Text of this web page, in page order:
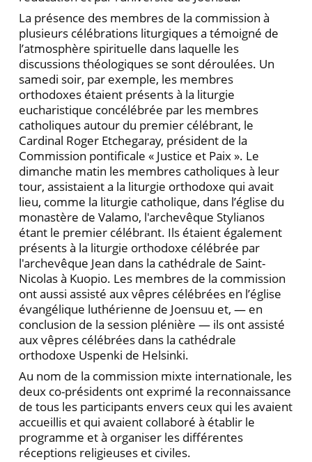
La présence des membres de la commission à
plusieurs célébrations liturgiques a témoigné de
l’atmosphère spirituelle dans laquelle les
discussions théologiques se sont déroulées. Un
samedi soir, par exemple, les membres
orthodoxes étaient présents à la liturgie
eucharistique concélébrée par les membres
catholiques autour du premier célébrant, le
Cardinal Roger Etchegaray, président de la
Commission pontificale « Justice et Paix ». Le
dimanche matin les membres catholiques à leur
tour, assistaient a la liturgie orthodoxe qui avait
lieu, comme la liturgie catholique, dans l’église du
monastère de Valamo, l'archevêque Stylianos
étant le premier célébrant. Ils étaient également
présents à la liturgie orthodoxe célébrée par
l'archevêque Jean dans la cathédrale de Saint-
Nicolas à Kuopio. Les membres de la commission
ont aussi assisté aux vêpres célébrées en l’église
évangélique luthérienne de Joensuu et, — en
conclusion de la session plénière — ils ont assisté
aux vêpres célébrées dans la cathédrale
orthodoxe Uspenki de Helsinki.
Au nom de la commission mixte internationale, les
deux co-présidents ont exprimé la reconnaissance
de tous les participants envers ceux qui les avaient
accueillis et qui avaient collaboré à établir le
programme et à organiser les différentes
réceptions religieuses et civiles.